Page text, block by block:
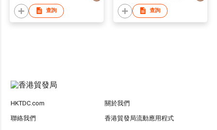
查詢 查詢
HKTDC.com 關於我們
聯絡我們 香港貿發局流動應用程式